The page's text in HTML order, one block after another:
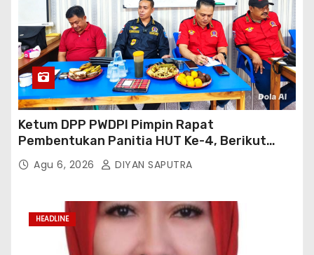
Ketum DPP PWDPI Pimpin Rapat
Pembentukan Panitia HUT Ke-4, Berikut
Susunan Dan Rangkaian Kegiatannya
Agu 6, 2026 DIYAN SAPUTRA
HEADLINE